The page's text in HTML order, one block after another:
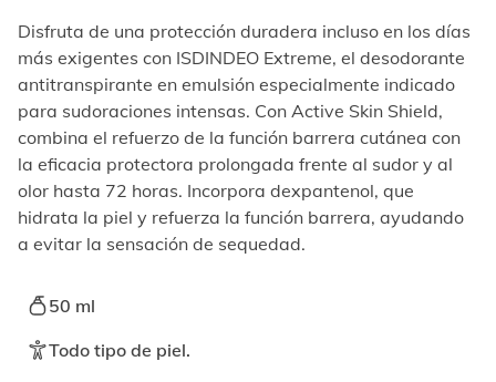
elemento
enfocable,
videos
pueden
reproducir
activando
botón
correspondiente.
Disfruta de una protección duradera incluso en los días
más exigentes con ISDINDEO Extreme, el desodorante
antitranspirante en emulsión especialmente indicado
para sudoraciones intensas. Con Active Skin Shield,
combina el refuerzo de la función barrera cutánea con
la eficacia protectora prolongada frente al sudor y al
olor hasta 72 horas. Incorpora dexpantenol, que
hidrata la piel y refuerza la función barrera, ayudando
a evitar la sensación de sequedad.
50 ml
Todo tipo de piel.